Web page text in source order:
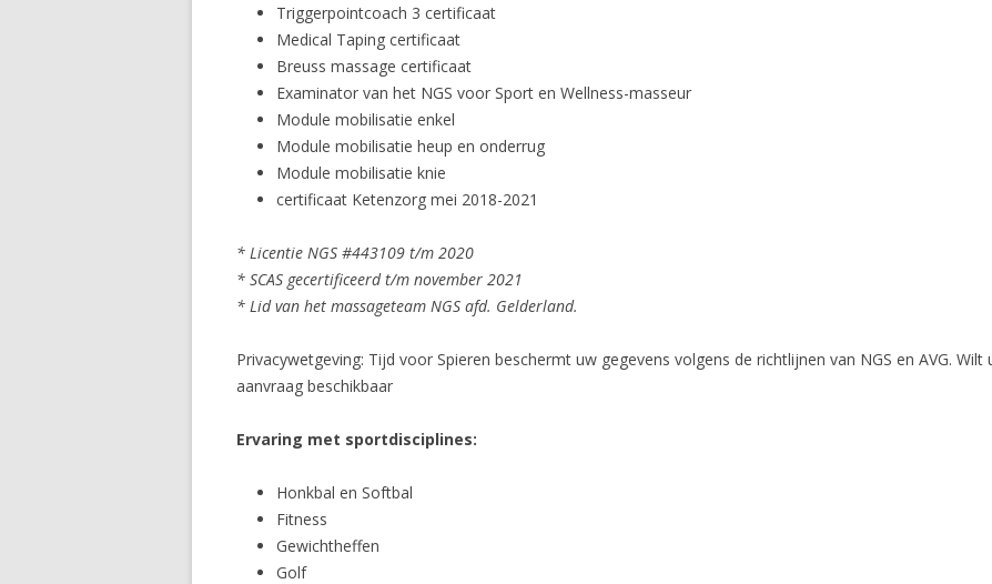
Triggerpointcoach 3 certificaat
Medical Taping certificaat
Breuss massage certificaat
Examinator van het NGS voor Sport en Wellness-masseur
Module mobilisatie enkel
Module mobilisatie heup en onderrug
Module mobilisatie knie
certificaat Ketenzorg mei 2018-2021
* Licentie NGS #443109 t/m 2020
* SCAS gecertificeerd t/m november 2021
* Lid van het massageteam NGS afd. Gelderland.
Privacywetgeving: Tijd voor Spieren beschermt uw gegevens volgens de richtlijnen van NGS en AVG.
aanvraag beschikbaar
Ervaring met sportdisciplines:
Honkbal en Softbal
Fitness
Gewichtheffen
Golf